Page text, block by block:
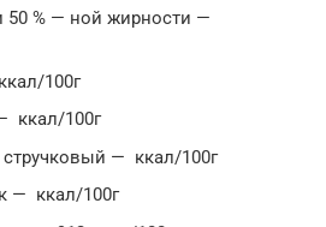
50 % — ной жирности —
100г
ккал/100г
— ккал/100г
— ккал/100г